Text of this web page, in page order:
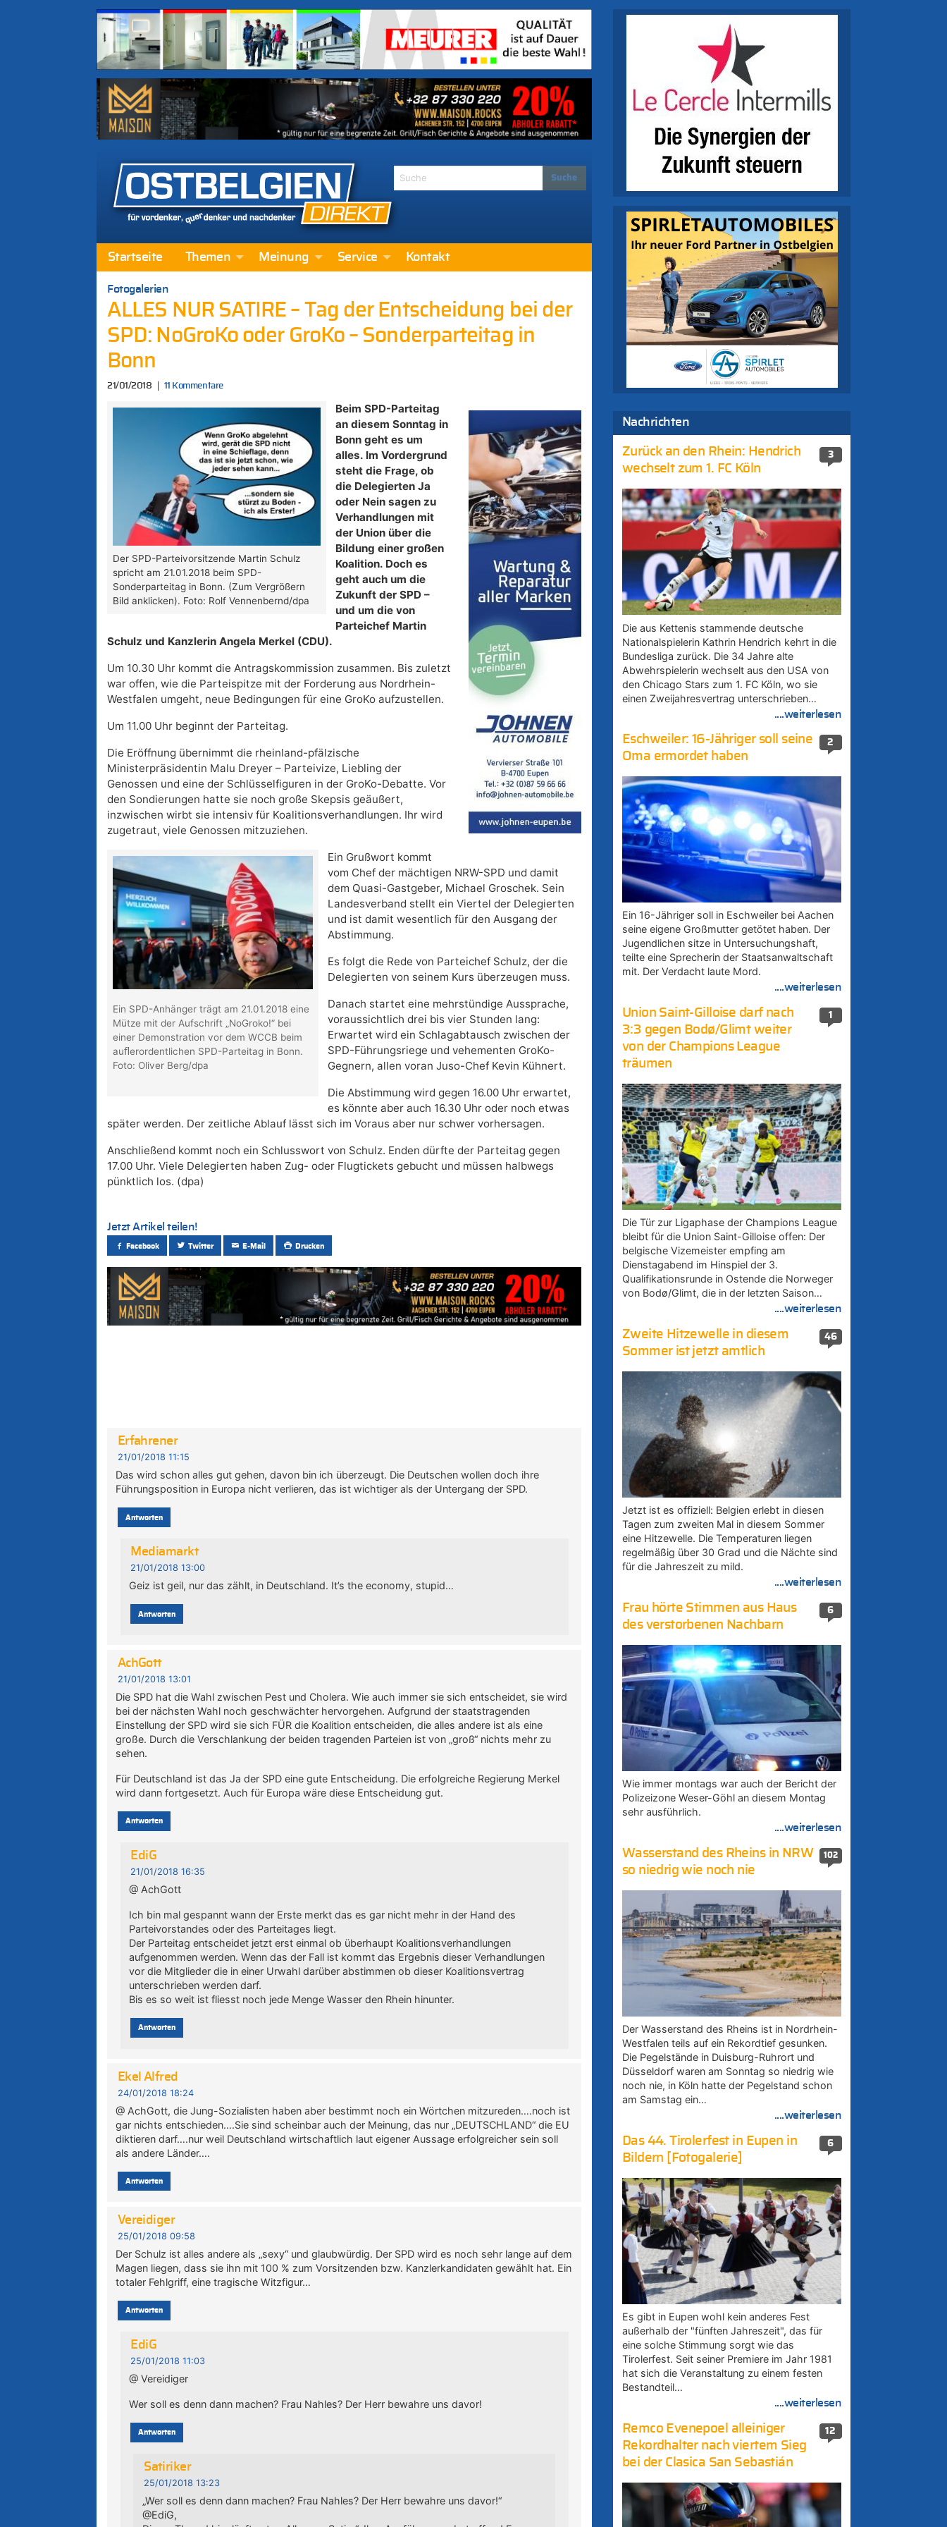
Startseite Themen Meinung Service Kontakt
Fotogalerien
ALLES NUR SATIRE – Tag der Entscheidung bei der
SPD: NoGroKo oder GroKo – Sonderparteitag in
Bonn
21/01/2018 11 Kommentare
Der SPD-Parteivorsitzende Martin Schulz
spricht am 21.01.2018 beim SPD-
Sonderparteitag in Bonn. (Zum Vergrößern
Bild anklicken). Foto: Rolf Vennenbernd/dpa
Beim SPD-Parteitag
an diesem Sonntag in
Bonn geht es um
alles. Im Vordergrund
steht die Frage, ob
die Delegierten Ja
oder Nein sagen zu
Verhandlungen mit
der Union über die
Bildung einer großen
Koalition. Doch es
geht auch um die
Zukunft der SPD –
und um die von
Parteichef Martin
Schulz und Kanzlerin Angela Merkel (CDU).
Um 10.30 Uhr kommt die Antragskommission zusammen. Bis zuletzt
war offen, wie die Parteispitze mit der Forderung aus Nordrhein-
Westfalen umgeht, neue Bedingungen für eine GroKo aufzustellen.
Um 11.00 Uhr beginnt der Parteitag.
Die Eröffnung übernimmt die rheinland-pfälzische
Ministerpräsidentin Malu Dreyer – Parteivize, Liebling der
Genossen und eine der Schlüsselfiguren in der GroKo-Debatte. Vor
den Sondierungen hatte sie noch große Skepsis geäußert,
inzwischen wirbt sie intensiv für Koalitionsverhandlungen. Ihr wird
zugetraut, viele Genossen mitzuziehen.
Ein SPD-Anhänger trägt am 21.01.2018 eine
Mütze mit der Aufschrift „NoGroko!“ bei
einer Demonstration vor dem WCCB beim
auﬂerordentlichen SPD-Parteitag in Bonn.
Foto: Oliver Berg/dpa
Ein Grußwort kommt
vom Chef der mächtigen NRW-SPD und damit
dem Quasi-Gastgeber, Michael Groschek. Sein
Landesverband stellt ein Viertel der Delegierten
und ist damit wesentlich für den Ausgang der
Abstimmung.
Es folgt die Rede von Parteichef Schulz, der die
Delegierten von seinem Kurs überzeugen muss.
Danach startet eine mehrstündige Aussprache,
voraussichtlich drei bis vier Stunden lang:
Erwartet wird ein Schlagabtausch zwischen der
SPD-Führungsriege und vehementen GroKo-
Gegnern, allen voran Juso-Chef Kevin Kühnert.
Die Abstimmung wird gegen 16.00 Uhr erwartet,
es könnte aber auch 16.30 Uhr oder noch etwas
später werden. Der zeitliche Ablauf lässt sich im Voraus aber nur schwer vorhersagen.
Anschließend kommt noch ein Schlusswort von Schulz. Enden dürfte der Parteitag gegen
17.00 Uhr. Viele Delegierten haben Zug- oder Flugtickets gebucht und müssen halbwegs
pünktlich los. (dpa)
Jetzt Artikel teilen!
Facebook Twitter E-Mail Drucken
Erfahrener
21/01/2018 11:15
Das wird schon alles gut gehen, davon bin ich überzeugt. Die Deutschen wollen doch ihre
Führungsposition in Europa nicht verlieren, das ist wichtiger als der Untergang der SPD.
Antworten
Mediamarkt
21/01/2018 13:00
Geiz ist geil, nur das zählt, in Deutschland. It’s the economy, stupid…
Antworten
AchGott
21/01/2018 13:01
Die SPD hat die Wahl zwischen Pest und Cholera. Wie auch immer sie sich entscheidet, sie wird
bei der nächsten Wahl noch geschwächter hervorgehen. Aufgrund der staatstragenden
Einstellung der SPD wird sie sich FÜR die Koalition entscheiden, die alles andere ist als eine
große. Durch die Verschlankung der beiden tragenden Parteien ist von „groß“ nichts mehr zu
sehen.
Für Deutschland ist das Ja der SPD eine gute Entscheidung. Die erfolgreiche Regierung Merkel
wird dann fortgesetzt. Auch für Europa wäre diese Entscheidung gut.
Antworten
EdiG
21/01/2018 16:35
@ AchGott
Ich bin mal gespannt wann der Erste merkt das es gar nicht mehr in der Hand des
Parteivorstandes oder des Parteitages liegt.
Der Parteitag entscheidet jetzt erst einmal ob überhaupt Koalitionsverhandlungen
aufgenommen werden. Wenn das der Fall ist kommt das Ergebnis dieser Verhandlungen
vor die Mitglieder die in einer Urwahl darüber abstimmen ob dieser Koalitionsvertrag
unterschrieben werden darf.
Bis es so weit ist fliesst noch jede Menge Wasser den Rhein hinunter.
Antworten
Ekel Alfred
24/01/2018 18:24
@ AchGott, die Jung-Sozialisten haben aber bestimmt noch ein Wörtchen mitzureden….noch ist
gar nichts entschieden….Sie sind scheinbar auch der Meinung, das nur „DEUTSCHLAND“ die EU
diktieren darf….nur weil Deutschland wirtschaftlich laut eigener Aussage erfolgreicher sein soll
als andere Länder….
Antworten
Vereidiger
25/01/2018 09:58
Der Schulz ist alles andere als „sexy“ und glaubwürdig. Der SPD wird es noch sehr lange auf dem
Magen liegen, dass sie ihn mit 100 % zum Vorsitzenden bzw. Kanzlerkandidaten gewählt hat. Ein
totaler Fehlgriff, eine tragische Witzfigur…
Antworten
EdiG
25/01/2018 11:03
@ Vereidiger
Wer soll es denn dann machen? Frau Nahles? Der Herr bewahre uns davor!
Antworten
Satiriker
25/01/2018 13:23
„Wer soll es denn dann machen? Frau Nahles? Der Herr bewahre uns davor!“
@EdiG,
Nachrichten
3
Zurück an den Rhein: Hendrich
wechselt zum 1. FC Köln
Die aus Kettenis stammende deutsche
Nationalspielerin Kathrin Hendrich kehrt in die
Bundesliga zurück. Die 34 Jahre alte
Abwehrspielerin wechselt aus den USA von
den Chicago Stars zum 1. FC Köln, wo sie
einen Zweijahresvertrag unterschrieben…
....weiterlesen
2
Eschweiler: 16-Jähriger soll seine
Oma ermordet haben
Ein 16-Jähriger soll in Eschweiler bei Aachen
seine eigene Großmutter getötet haben. Der
Jugendlichen sitze in Untersuchungshaft,
teilte eine Sprecherin der Staatsanwaltschaft
mit. Der Verdacht laute Mord.
....weiterlesen
1
Union Saint-Gilloise darf nach
3:3 gegen Bodø/Glimt weiter
von der Champions League
träumen
Die Tür zur Ligaphase der Champions League
bleibt für die Union Saint-Gilloise offen: Der
belgische Vizemeister empfing am
Dienstagabend im Hinspiel der 3.
Qualifikationsrunde in Ostende die Norweger
von Bodø/Glimt, die in der letzten Saison…
....weiterlesen
46
Zweite Hitzewelle in diesem
Sommer ist jetzt amtlich
Jetzt ist es offiziell: Belgien erlebt in diesen
Tagen zum zweiten Mal in diesem Sommer
eine Hitzewelle. Die Temperaturen liegen
regelmäßig über 30 Grad und die Nächte sind
für die Jahreszeit zu mild.
....weiterlesen
6
Frau hörte Stimmen aus Haus
des verstorbenen Nachbarn
Wie immer montags war auch der Bericht der
Polizeizone Weser-Göhl an diesem Montag
sehr ausführlich.
....weiterlesen
102
Wasserstand des Rheins in NRW
so niedrig wie noch nie
Der Wasserstand des Rheins ist in Nordrhein-
Westfalen teils auf ein Rekordtief gesunken.
Die Pegelstände in Duisburg-Ruhrort und
Düsseldorf waren am Sonntag so niedrig wie
noch nie, in Köln hatte der Pegelstand schon
am Samstag ein…
....weiterlesen
6
Das 44. Tirolerfest in Eupen in
Bildern [Fotogalerie]
Es gibt in Eupen wohl kein anderes Fest
außerhalb der "fünften Jahreszeit", das für
eine solche Stimmung sorgt wie das
Tirolerfest. Seit seiner Premiere im Jahr 1981
hat sich die Veranstaltung zu einem festen
Bestandteil…
....weiterlesen
12
Remco Evenepoel alleiniger
Rekordhalter nach viertem Sieg
bei der Clasica San Sebastián